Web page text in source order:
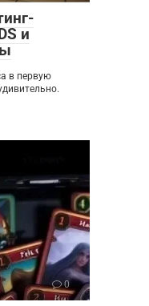
и
в первую
0